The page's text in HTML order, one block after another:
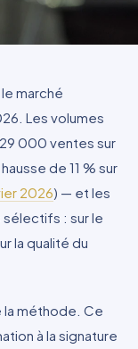
marché
Les volumes
000 ventes sur
de 11 % sur
2026) — et les
sélectifs : sur le
la qualité du
méthode. Ce
à la signature